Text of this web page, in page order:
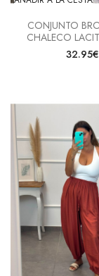
CONJUNTO
CHALECO
32.95€